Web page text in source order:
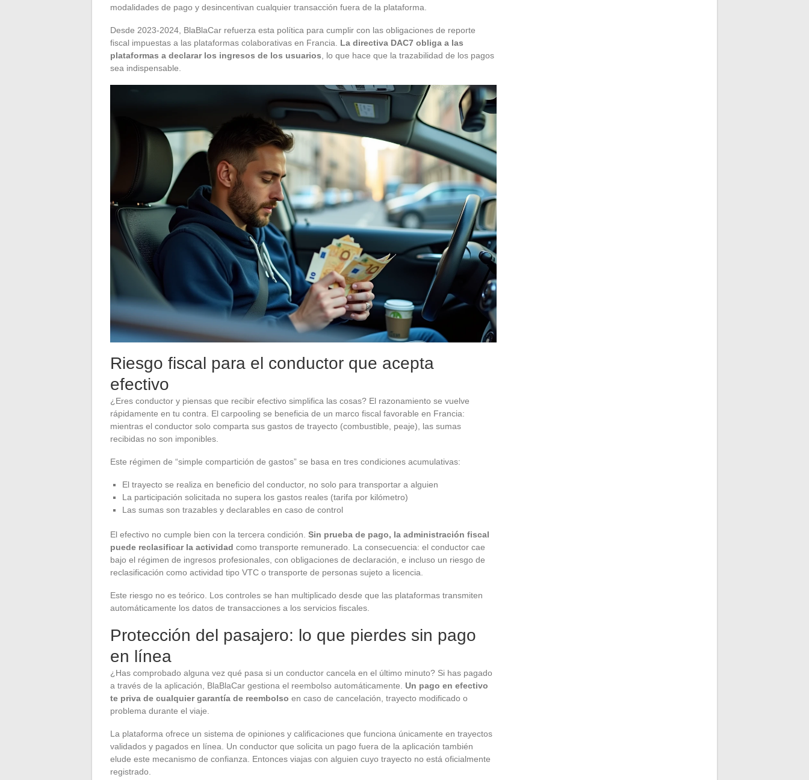
modalidades de pago y desincentivan cualquier transacción fuera de la plataforma.
Desde 2023-2024, BlaBlaCar refuerza esta política para cumplir con las obligaciones de reporte
fiscal impuestas a las plataformas colaborativas en Francia. La directiva DAC7 obliga a las
plataformas a declarar los ingresos de los usuarios , lo que hace que la trazabilidad de los pagos
sea indispensable.
Riesgo fiscal para el conductor que acepta
efectivo
¿Eres conductor y piensas que recibir efectivo simplifica las cosas? El razonamiento se vuelve
rápidamente en tu contra. El carpooling se beneficia de un marco fiscal favorable en Francia:
mientras el conductor solo comparta sus gastos de trayecto (combustible, peaje), las sumas
recibidas no son imponibles.
Este régimen de “simple compartición de gastos” se basa en tres condiciones acumulativas:
El trayecto se realiza en beneficio del conductor, no solo para transportar a alguien
La participación solicitada no supera los gastos reales (tarifa por kilómetro)
Las sumas son trazables y declarables en caso de control
El efectivo no cumple bien con la tercera condición. Sin prueba de pago, la administración fiscal
puede reclasificar la actividad como transporte remunerado. La consecuencia: el conductor cae
bajo el régimen de ingresos profesionales, con obligaciones de declaración, e incluso un riesgo de
reclasificación como actividad tipo VTC o transporte de personas sujeto a licencia.
Este riesgo no es teórico. Los controles se han multiplicado desde que las plataformas transmiten
automáticamente los datos de transacciones a los servicios fiscales.
Protección del pasajero: lo que pierdes sin pago
en línea
¿Has comprobado alguna vez qué pasa si un conductor cancela en el último minuto? Si has pagado
a través de la aplicación, BlaBlaCar gestiona el reembolso automáticamente. Un pago en efectivo
te priva de cualquier garantía de reembolso en caso de cancelación, trayecto modificado o
problema durante el viaje.
La plataforma ofrece un sistema de opiniones y calificaciones que funciona únicamente en trayectos
validados y pagados en línea. Un conductor que solicita un pago fuera de la aplicación también
elude este mecanismo de confianza. Entonces viajas con alguien cuyo trayecto no está oficialmente
registrado.